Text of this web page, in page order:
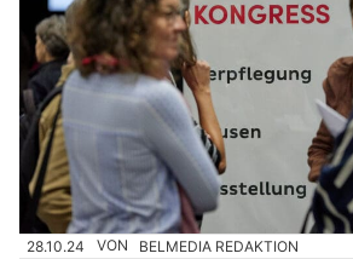
28.10.24 VON BELMEDIA REDAKTION